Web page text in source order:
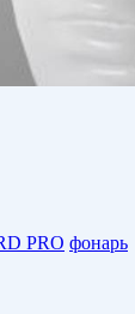
PRO фонарь